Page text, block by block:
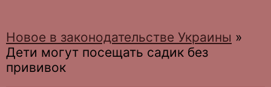
Новое в законодательстве Украины »
Дети могут посещать садик без
прививок